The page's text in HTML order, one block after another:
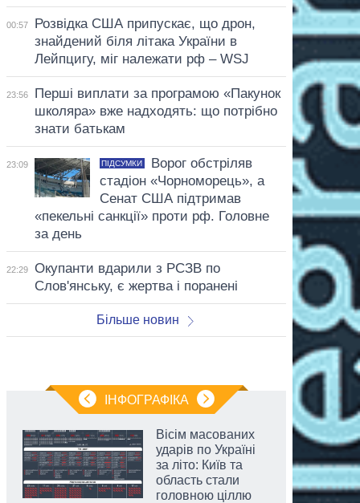
00:57
Розвідка США припускає, що дрон,
знайдений біля літака України в
Лейпцигу, міг належати рф – WSJ
23:56
Перші виплати за програмою «Пакунок
школяра» вже надходять: що потрібно
знати батькам
23:09 ПІДСУМКИ
Ворог обстріляв
стадіон «Чорноморець», а
Сенат США підтримав
«пекельні санкції» проти рф. Головне
за день
22:29
Окупанти вдарили з РСЗВ по
Слов'янську, є жертва і поранені
Більше новин
ІНФОГРАФІКА
Вісім масованих
ударів по Україні
за літо: Київ та
область стали
головною ціллю